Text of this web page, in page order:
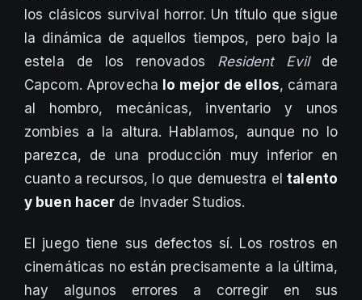
los clásicos survival horror. Un título que sigue
la dinámica de aquellos tiempos, pero bajo la
estela de los renovados Resident Evilde
Capcom. Aprovecha lo mejor de ellos, cámara
al hombro, mecánicas, inventario y unos
zombies a la altura. Hablamos, aunque no lo
parezca, de una producción muy inferior en
cuanto a recursos, lo que demuestra eltalento
y buen hacer de Invader Studios.
El juego tiene sus defectos sí. Los rostros en
cinemáticas no están precisamente a la última,
hay algunos errores a corregir en sus